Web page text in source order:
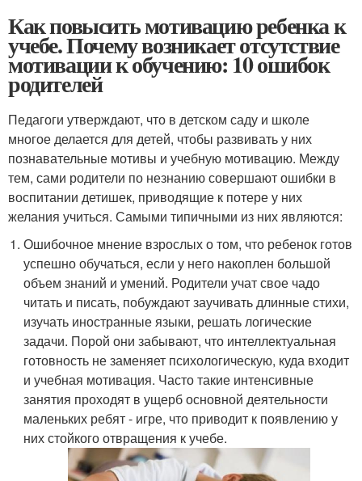
Как повысить мотивацию ребенка к
учебе. Почему возникает отсутствие
мотивации к обучению: 10 ошибок
родителей
Педагоги утверждают, что в детском саду и школе
многое делается для детей, чтобы развивать у них
познавательные мотивы и учебную мотивацию. Между
тем, сами родители по незнанию совершают ошибки в
воспитании детишек, приводящие к потере у них
желания учиться. Самыми типичными из них являются:
Ошибочное мнение взрослых о том, что ребенок готов
успешно обучаться, если у него накоплен большой
объем знаний и умений. Родители учат свое чадо
читать и писать, побуждают заучивать длинные стихи,
изучать иностранные языки, решать логические
задачи. Порой они забывают, что интеллектуальная
готовность не заменяет психологическую, куда входит
и учебная мотивация. Часто такие интенсивные
занятия проходят в ущерб основной деятельности
маленьких ребят - игре, что приводит к появлению у
них стойкого отвращения к учебе.